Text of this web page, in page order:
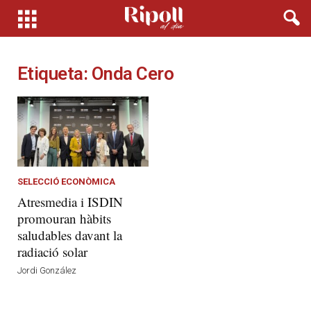
Etiqueta: Onda Cero
SELECCIÓ ECONÒMICA
Atresmedia i ISDIN
promouran hàbits
saludables davant la
radiació solar
Jordi González